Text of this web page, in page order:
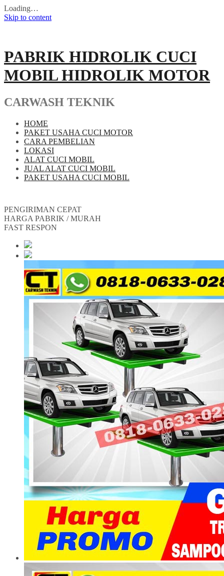
Loading…
Skip to content
PABRIK HIDROLIK CUCI
MOBIL HIDROLIK MOTOR
CARWASH TEKNIK
HOME
PAKET USAHA CUCI MOTOR
CARA PEMBELIAN
LOKASI
ALAT CUCI MOBIL
JUAL ALAT CUCI MOBIL
PAKET USAHA CUCI MOBIL
PENGIRIMAN CEPAT
HARGA PABRIK / MURAH
FAST RESPON